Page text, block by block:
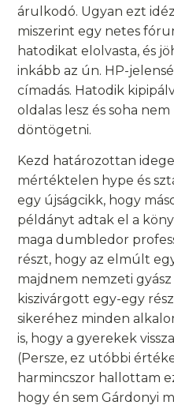
árulkodó. Ugyan ezt
miszerint egy netes
hatodikat elolvasta, és
inkább az ún. HP-
címadás. Hatodik
oldalas lesz és soha
döntögetni.
Kezd határozottan
mértéktelen hype és
egy újságcikk, hogy
példányt adtak el a
maga dumbledor
részt, hogy az elmúlt
majdnem nemzeti
kiszivárgott egy-egy
sikeréhez minden
is, hogy a gyerekek
(Persze, ez utóbbi
harmincszor hallottam
hogy én sem Gárdonyi